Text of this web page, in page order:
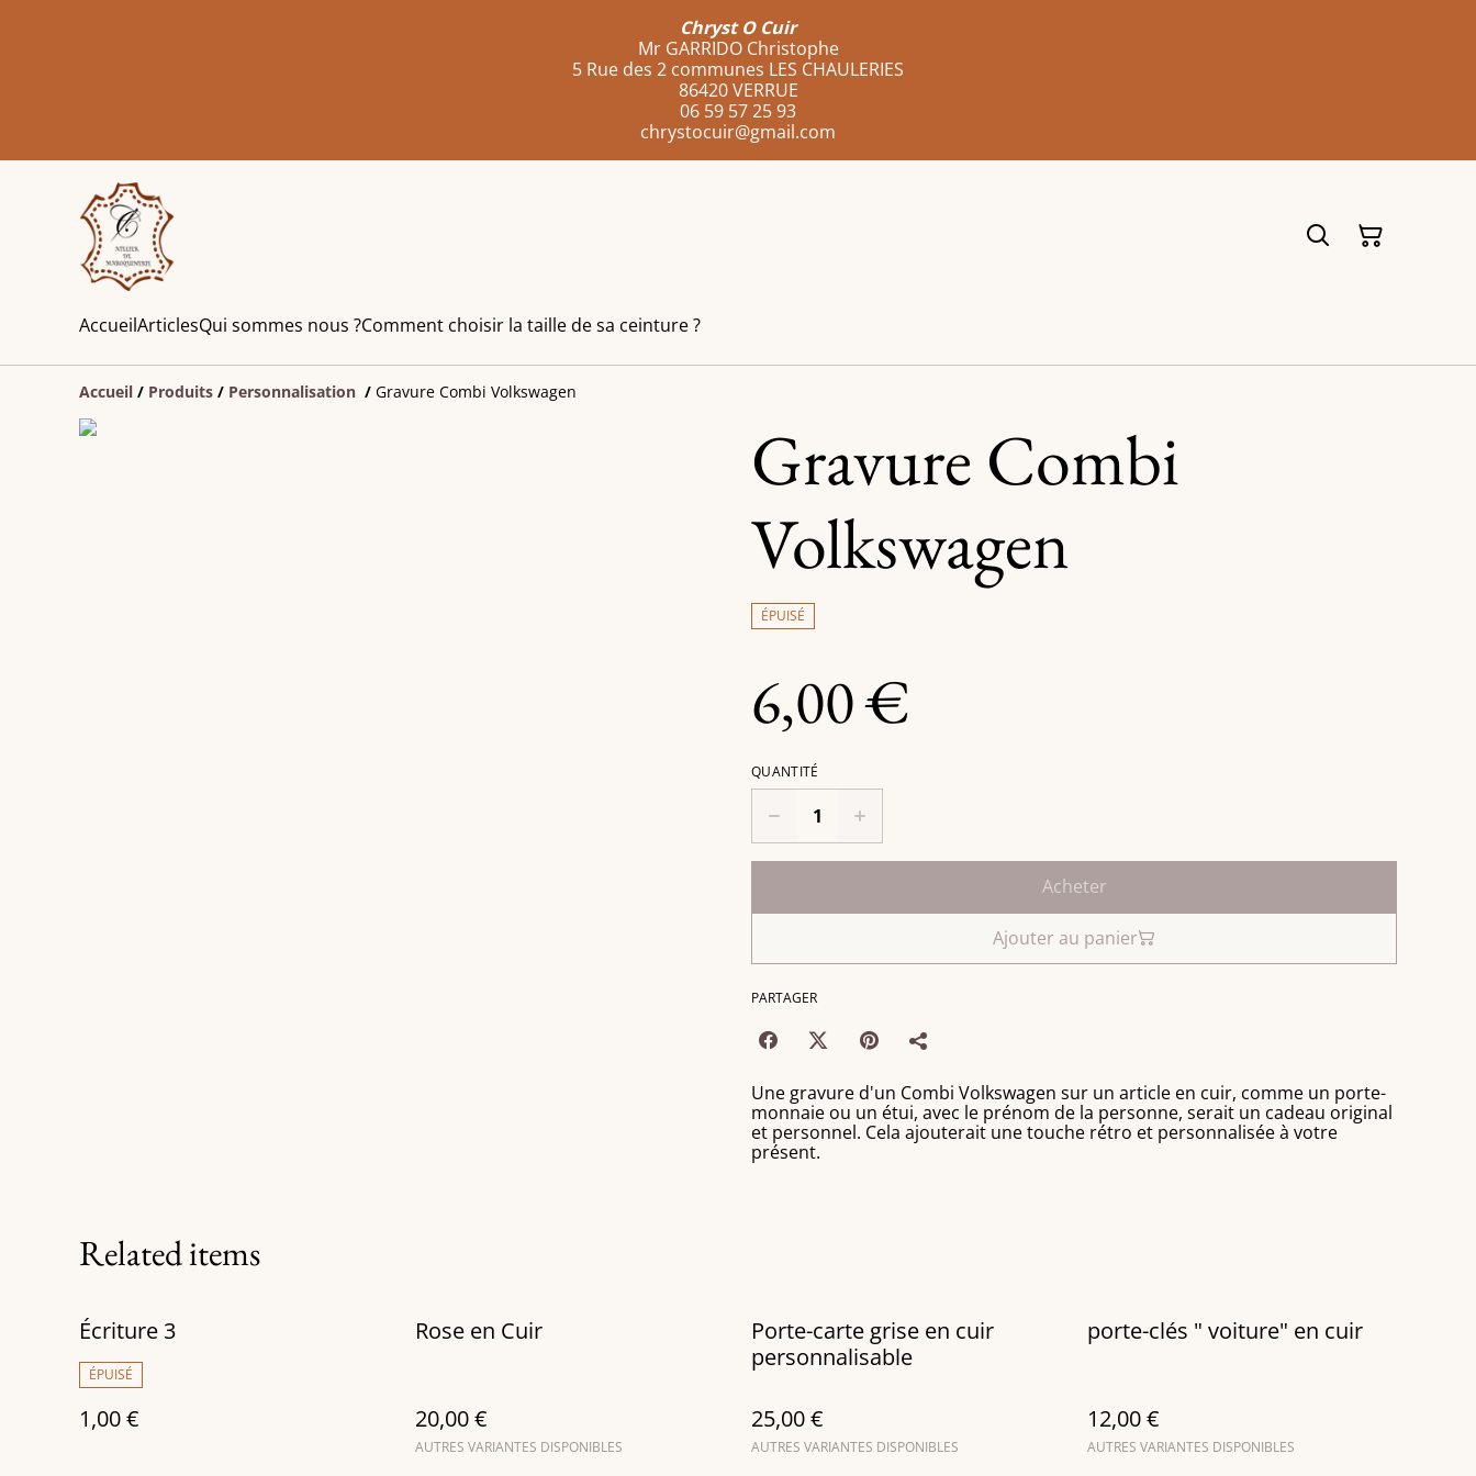
Chryst O Cuir
Mr GARRIDO Christophe
5 Rue des 2 communes LES CHAULERIES
86420 VERRUE
06 59 57 25 93
chrystocuir@gmail.com
AccueilArticlesQui sommes nous ?Comment choisir la taille de sa ceinture ?
Accueil / Produits / Personnalisation / Gravure Combi Volkswagen
Gravure Combi
Volkswagen
ÉPUISÉ
6,00 €
QUANTITÉ
Acheter
Ajouter au panier
PARTAGER
Une gravure d'un Combi Volkswagen sur un article en cuir, comme un porte-
monnaie ou un étui, avec le prénom de la personne, serait un cadeau original
et personnel. Cela ajouterait une touche rétro et personnalisée à votre
présent.
Related items
Écriture 3
ÉPUISÉ
1,00 €
Rose en Cuir
20,00 €
AUTRES VARIANTES DISPONIBLES
Porte-carte grise en cuir
personnalisable
25,00 €
AUTRES VARIANTES DISPONIBLES
porte-clés " voiture" en cuir
12,00 €
AUTRES VARIANTES DISPONIBLES